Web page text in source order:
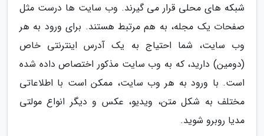
شبکه های محلی قرار می گیرند. وب سایت ها درست مثل
صفحات یک مجله، به هم مرتبط هستند. برای ورود به هر
وب سایت، شما احتیاج به یک آدرس اینترنتی خاص
(دومین) دارید، که به وب سایت مذکور اختصاص داده شده
است. با ورود به هر وب سایت، ممکن است با اطلاعاتی
مختلف به شکل متن، ویدیو، عکس و دیگر انواع مولتی
مدیا روبرو شوید.